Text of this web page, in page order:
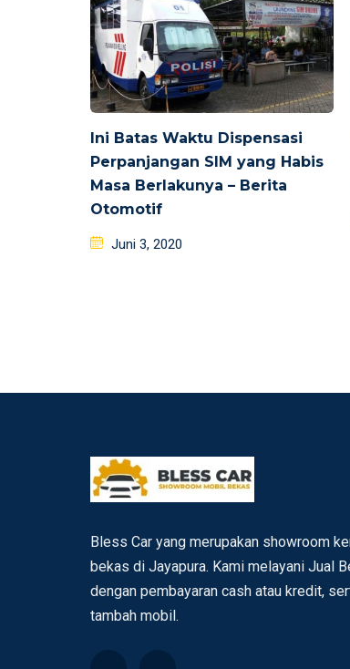
Ini Batas Waktu Dispensasi
Perpanjangan SIM yang Habis
Masa Berlakunya – Berita
Otomotif
Posted
Juni 3, 2020
Bless Car yang merupakan showroom
bekas di Jayapura. Kami melayani Jual
dengan pembayaran cash atau kredit,
tambah mobil.